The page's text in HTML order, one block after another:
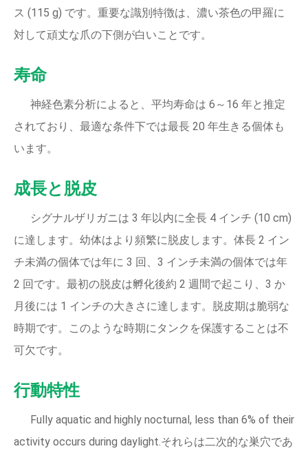
ス (115 g) です。重要な識別特徴は、濃い茶色の甲羅に
対して頑丈な爪の下側が白いことです。
寿命
神経色素分析によると、平均寿命は 6～16 年と推定
されており、最適な条件下では最長 20 年生きる個体も
います。
成長と脱皮
シグナルザリガニは 3 年以内に全長 4 インチ (10 cm)
に達します。幼体はより頻繁に脱皮します。体長 2 イン
チ未満の個体では年に 3 回、3 インチ未満の個体では年
2 回です。最初の脱皮は孵化後約 2 週間で起こり、3 か
月後には 1 インチの大きさに達します。脱皮期は脆弱な
時期です。このような時期にタンクを保護することは不
可欠です。
行動特性
Fully aquatic and highly nocturnal, less than 6% of their
activity occurs during daylight.それらは二次的な巣穴であ